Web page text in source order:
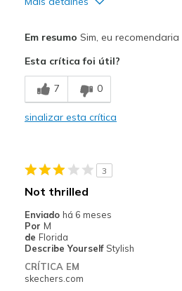
Melhores utilizações
Casual Wear
View On Shoes
Shoes are for
Em resumo Sim, eu
Esta crítica foi útil?
7 0
sinalizar esta crítica
3
Not thrilled
Enviado há 6 meses
Por M
de Florida
Describe Yourself Stylish
CRÍTICA EM
skechers.com